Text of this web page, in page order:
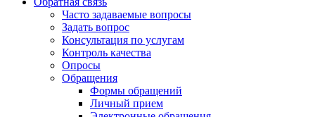
Часто задаваемые вопросы
Задать вопрос
Консультация по услугам
Контроль качества
Опросы
Обращения
Формы обращений
Личный прием